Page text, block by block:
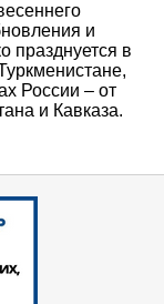
и
празднуется в
России – от
и Кавказа.